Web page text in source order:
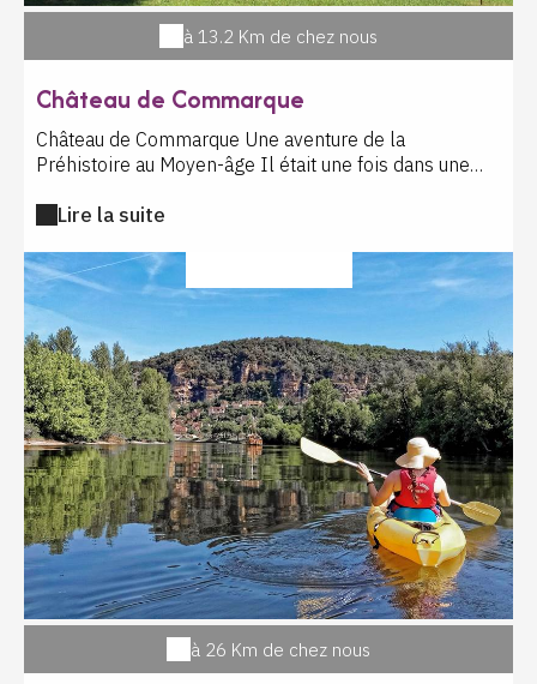
à 13.2 Km de chez nous
Château de Commarque
Château de Commarque Une aventure de la
Préhistoire au Moyen-âge Il était une fois dans une
où donjons et château fort, troglodytes et grotte
dans un paysage à couper le souffle. Vous graverez la
pierre avec Cro-Magnon, vous tirerez à l'arc tel un
chevalier, vous tracerez à la plume les poèmes de
l'amour courtois. Vous découvrirez les mystères de
Commarque à travers les jeux d'antan, des ateliers à
thème, une enquête médiévale palpitante, des
expositions et projections 3D captivantes et bien sûr
les visites libres et guidées. L'aventure vous attend au
Château de Commarque ! Le billet comprend : visite
libre, jeux d'antan, expositions et projections 3D.
Pendant we fériés et vac scolaires sont inclus : les
visites guidées et ateliers (tir à l'arc, sculpture sur
pierre, dessine moi un château, tracé pariétal,
calligraphie médiévale). Enquête médiévale avec petit
supplément
Lire la suite
à 26 Km de chez nous